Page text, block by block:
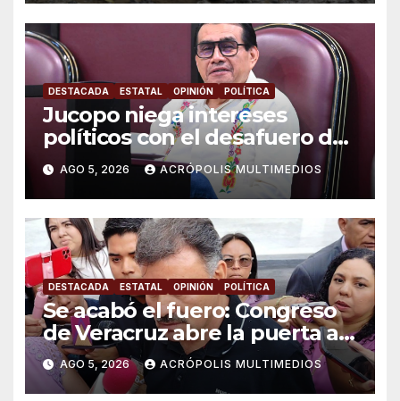
DESTACADA ESTATAL OPINIÓN POLÍTICA
Jucopo niega intereses
políticos con el desafuero de
alcaldes
AGO 5, 2026 ACRÓPOLIS MULTIMEDIOS
DESTACADA ESTATAL OPINIÓN POLÍTICA
Se acabó el fuero: Congreso
de Veracruz abre la puerta a
proceso penal contra alcalde
de Úrsulo Galván
AGO 5, 2026 ACRÓPOLIS MULTIMEDIOS